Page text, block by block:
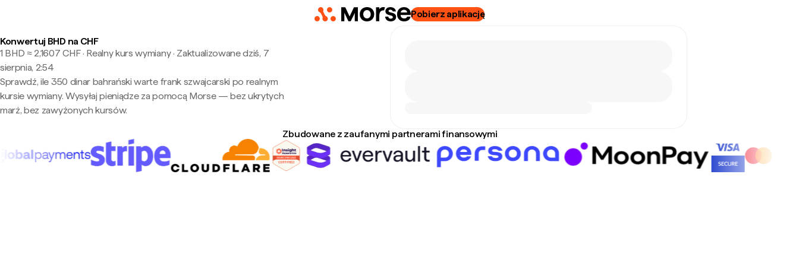
Pobierz aplikację
Konwertuj BHD na CHF
1 BHD ≈ 2,1607 CHF · Realny kurs wymiany· Zaktualizowane dziś, 7
sierpnia, 2:54
Sprawdź, ile 350 dinar bahrański warte frank szwajcarski po realnym
kursie wymiany. Wysyłaj pieniądze za pomocą Morse — bez ukrytych
marż, bez zawyżonych kursów.
Zbudowane z zaufanymi partnerami finansowymi